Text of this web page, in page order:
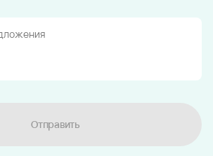
Отправить